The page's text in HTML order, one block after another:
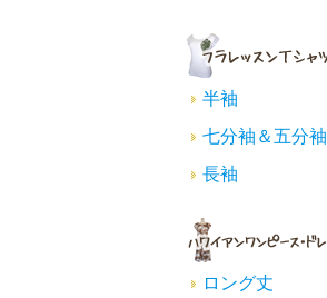
半袖
七分袖＆五分袖
長袖
ロング丈